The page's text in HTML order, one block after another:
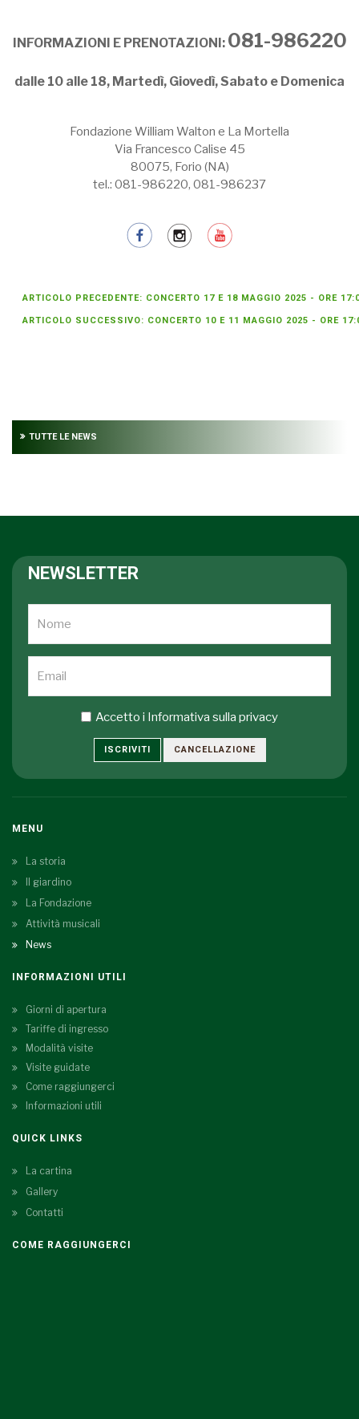
INFORMAZIONI E PRENOTAZIONI: 081-986220
dalle 10 alle 18, Martedì, Giovedì, Sabato e Domenica
Fondazione William Walton e La Mortella
Via Francesco Calise 45
80075, Forio (NA)
tel.: 081-986220, 081-986237
ARTICOLO PRECEDENTE: CONCERTO 17 E 18 MAGGIO 2025 - ORE
ARTICOLO SUCCESSIVO: CONCERTO 10 E 11 MAGGIO 2025 - ORE
TUTTE LE NEWS
NEWSLETTER
Accetto i Informativa sulla privacy
ISCRIVITI CANCELLAZIONE
MENU
La storia
Il giardino
La Fondazione
Attività musicali
News
INFORMAZIONI UTILI
Giorni di apertura
Tariffe di ingresso
Modalità visite
Visite guidate
Come raggiungerci
Informazioni utili
QUICK LINKS
La cartina
Gallery
Contatti
COME RAGGIUNGERCI